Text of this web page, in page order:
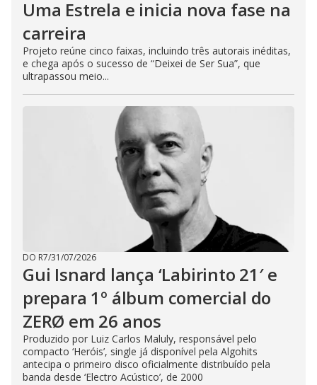
Uma Estrela e inicia nova fase na
carreira
Projeto reúne cinco faixas, incluindo três autorais inéditas,
e chega após o sucesso de “Deixei de Ser Sua”, que
ultrapassou meio...
DO R7/31/07/2026
Gui Isnard lança ‘Labirinto 21′ e
prepara 1º álbum comercial do
ZERØ em 26 anos
Produzido por Luiz Carlos Maluly, responsável pelo
compacto ‘Heróis’, single já disponível pela Algohits
antecipa o primeiro disco oficialmente distribuído pela
banda desde ‘Electro Acústico’, de 2000